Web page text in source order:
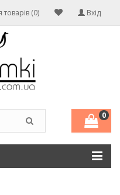
Вхід
(0)
0